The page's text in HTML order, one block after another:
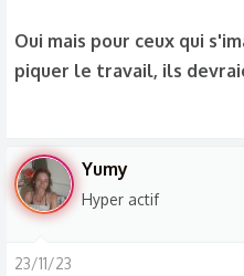
Oui mais pour ceux qui
piquer le travail, ils
Yumy
Hyper actif
23/11/23